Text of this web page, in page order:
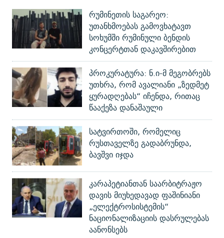
რუმინეთის საგარეო:
უთანხმოებას გამოვხატავთ
სოხუმში რუმინული ბენდის
კონცერტთან დაკავშირებით
პროკურატურა: ნ.ი-მ მეგობრებს
უთხრა, რომ ავალიანი „ზედმეტ
ყურადღებას“ იჩენდა, რითაც
წააქეზა დანაშაული
სატვირთოში, რომელიც
რუსთაველზე გადაბრუნდა,
ბავშვი იჯდა
კარაპეტიანთან საარბიტრაჟო
დავის მიუხედავად ფაშინიანი
„ელექტროსისტემის“
ნაციონალიზაციის დასრულებას
აანონსებს